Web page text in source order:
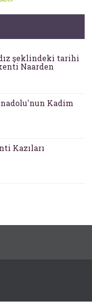
şeklindeki tarihi
Naarden
Kadim
Kazıları